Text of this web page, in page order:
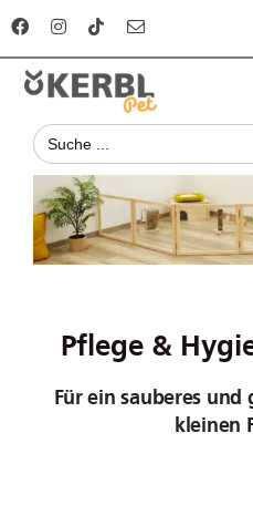
Zum
springen
Search
for:
Pflege &
Für ein sauberes und
kleinen